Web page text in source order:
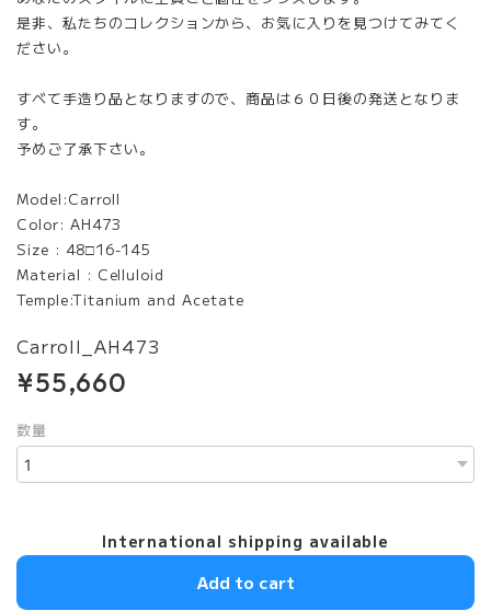
是非、私たちのコレクションから、お気に入りを見つけてみてく
ださい。
すべて手造り品となりますので、商品は６０日後の発送となりま
す。
予めご了承下さい。
Model:Carroll
Color: AH473
Size : 48□16-145
Material : Celluloid
Temple:Titanium and Acetate
Carroll_AH473
¥55,660
数量
International shipping available
Add to cart